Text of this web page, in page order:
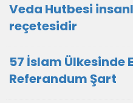
Veda Hutbesi
reçetesidir
57 İslam Ülkesinde
Referandum Şart